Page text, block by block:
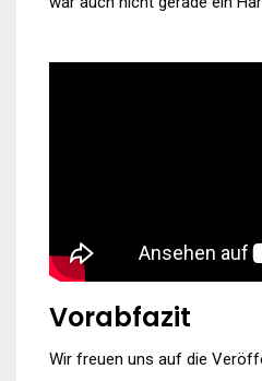
Vorabfazit
Wir freuen uns auf die